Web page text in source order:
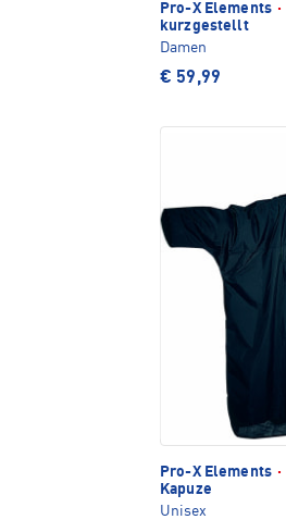
Pro-X Elements ·
kurzgestellt
Damen
€ 59,99
Pro-X Elements ·
Kapuze
Unisex